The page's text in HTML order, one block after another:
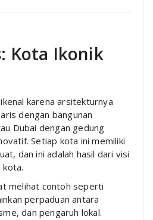
Kota Ikonik
karena arsitekturnya
dengan bangunan
Dubai dengan gedung
Setiap kota ini memiliki
dan ini adalah hasil dari visi
kota.
melihat contoh seperti
perpaduan antara
dan pengaruh lokal.